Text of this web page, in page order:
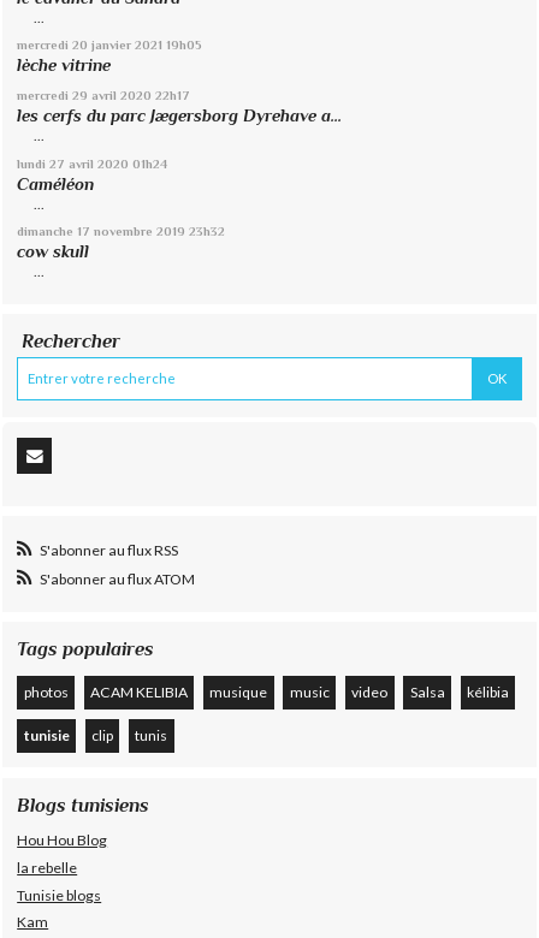
mercredi 20 janvier 2021 19h05
lèche vitrine
mercredi 29 avril 2020 22h17
les cerfs du parc Jægersborg Dyrehave a...
lundi 27 avril 2020 01h24
Caméléon
dimanche 17 novembre 2019 23h32
cow skull
...
Rechercher
S'abonner au flux RSS
S'abonner au flux ATOM
Tags populaires
photos ACAM KELIBIA musique music video Salsa kélibia
tunisie clip tunis
Blogs tunisiens
Hou Hou Blog
la rebelle
Tunisie blogs
Kam